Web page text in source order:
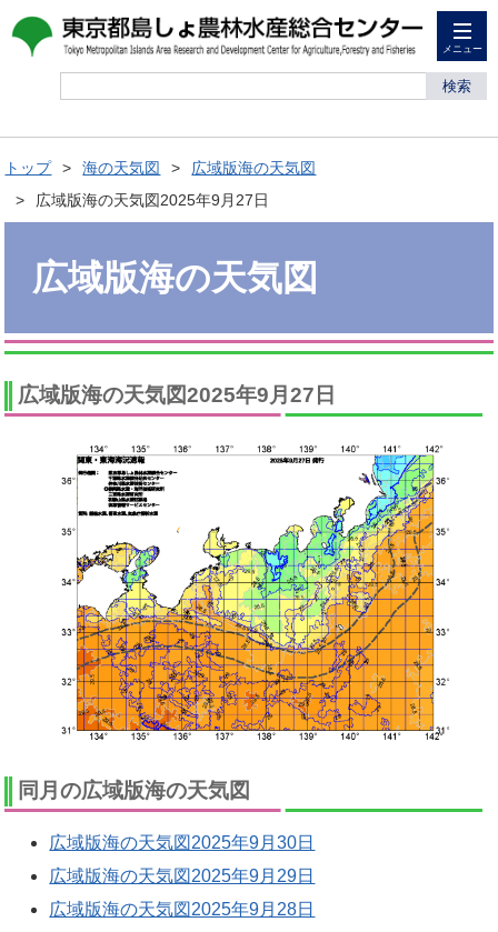
メニュー
検索
トップ 海の天気図
広域版海の天気図
広域版海の天気図2025年9月27日
広域版海の天気図
広域版海の天気図2025年9月27日
同月の広域版海の天気図
広域版海の天気図2025年9月30日
広域版海の天気図2025年9月29日
広域版海の天気図2025年9月28日